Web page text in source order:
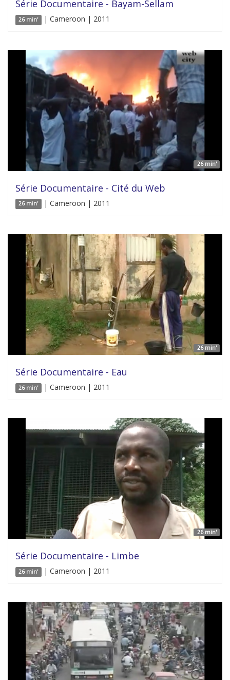
Série Documentaire - Bayam-Sellam
26 min' | Cameroon | 2011
26 min'
Série Documentaire - Cité du Web
26 min' | Cameroon | 2011
26 min'
Série Documentaire - Eau
26 min' | Cameroon | 2011
26 min'
Série Documentaire - Limbe
26 min' | Cameroon | 2011